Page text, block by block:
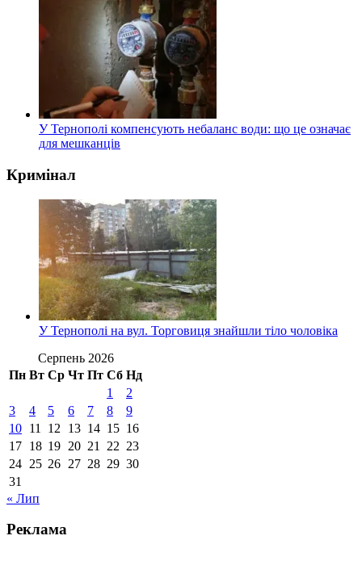
У Тернополі компенсують небаланс води: що це означає
для мешканців
Кримінал
У Тернополі на вул. Торговиця знайшли тіло чоловіка
Серпень 2026
Пн Вт Ср Чт Пт Сб Нд
1
2
3
4 5 6 7 8
9
10 11 12 13 14 15 16
17 18 19 20 21 22 23
24 25 26 27 28 29 30
31
« Лип
Реклама